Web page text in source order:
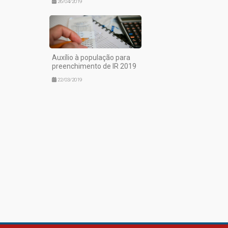
Auxílio à população para
preenchimento de IR 2019
22/03/2019